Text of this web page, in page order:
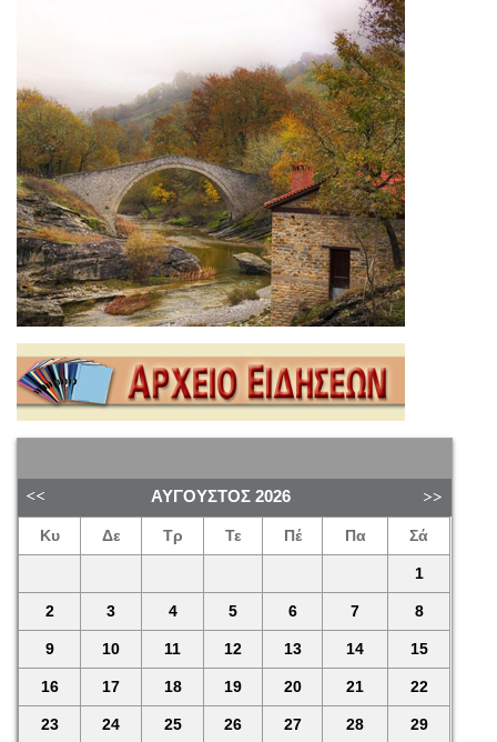
ΑΎΓΟΥΣΤΟΣ 2026
Κυ Δε Τρ Τε Πέ Πα Σά
1
2 3 4 5 6 7 8
9 10 11 12 13 14 15
16 17 18 19 20 21 22
23 24 25 26 27 28 29